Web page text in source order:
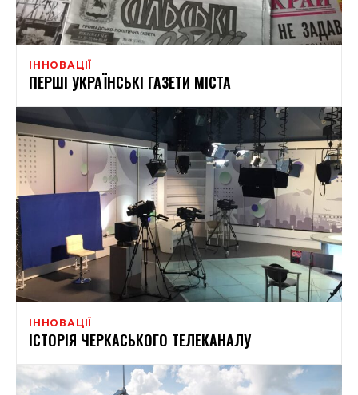
ІННОВАЦІЇ
ПЕРШІ УКРАЇНСЬКІ ГАЗЕТИ МІСТА
ІННОВАЦІЇ
ІСТОРІЯ ЧЕРКАСЬКОГО ТЕЛЕКАНАЛУ